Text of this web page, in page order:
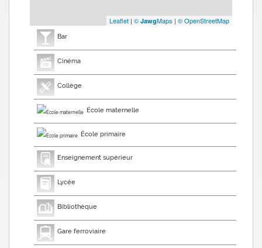
Leaflet | © JawgMaps | © OpenStreetMap
Bar
Cinéma
Collège
École maternelle
École primaire
Enseignement supérieur
Lycée
Bibliothèque
Gare ferroviaire